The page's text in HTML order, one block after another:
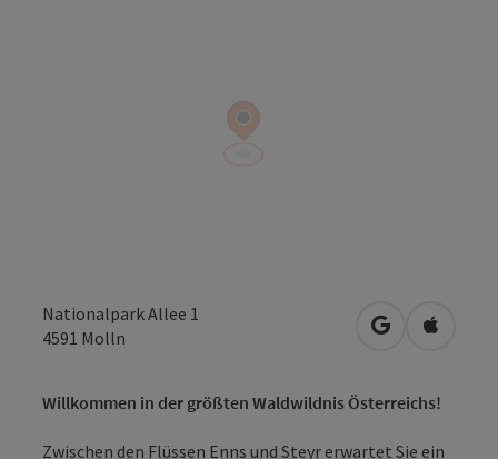
Nationalpark Allee 1
4591 Molln in Google
in
Willkommen in der größten Waldwildnis Österreichs!
Zwischen den Flüssen Enns und Steyr erwartet Sie ein